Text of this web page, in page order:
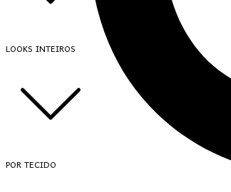
LOOKS INTEIROS
POR TECIDO